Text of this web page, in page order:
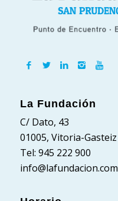
La Fundación
C/ Dato, 43
01005, Vitoria-Gasteiz
Tel: 945 222 900
info@lafundacion.com